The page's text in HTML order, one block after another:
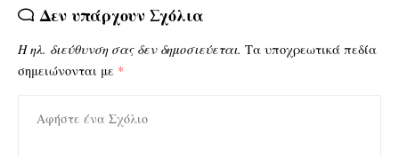
Δεν υπάρχουν Σχόλια
Η ηλ. διεύθυνση σας δεν δημοσιεύεται. Τα υποχρεωτικά πεδία
σημειώνονται με *